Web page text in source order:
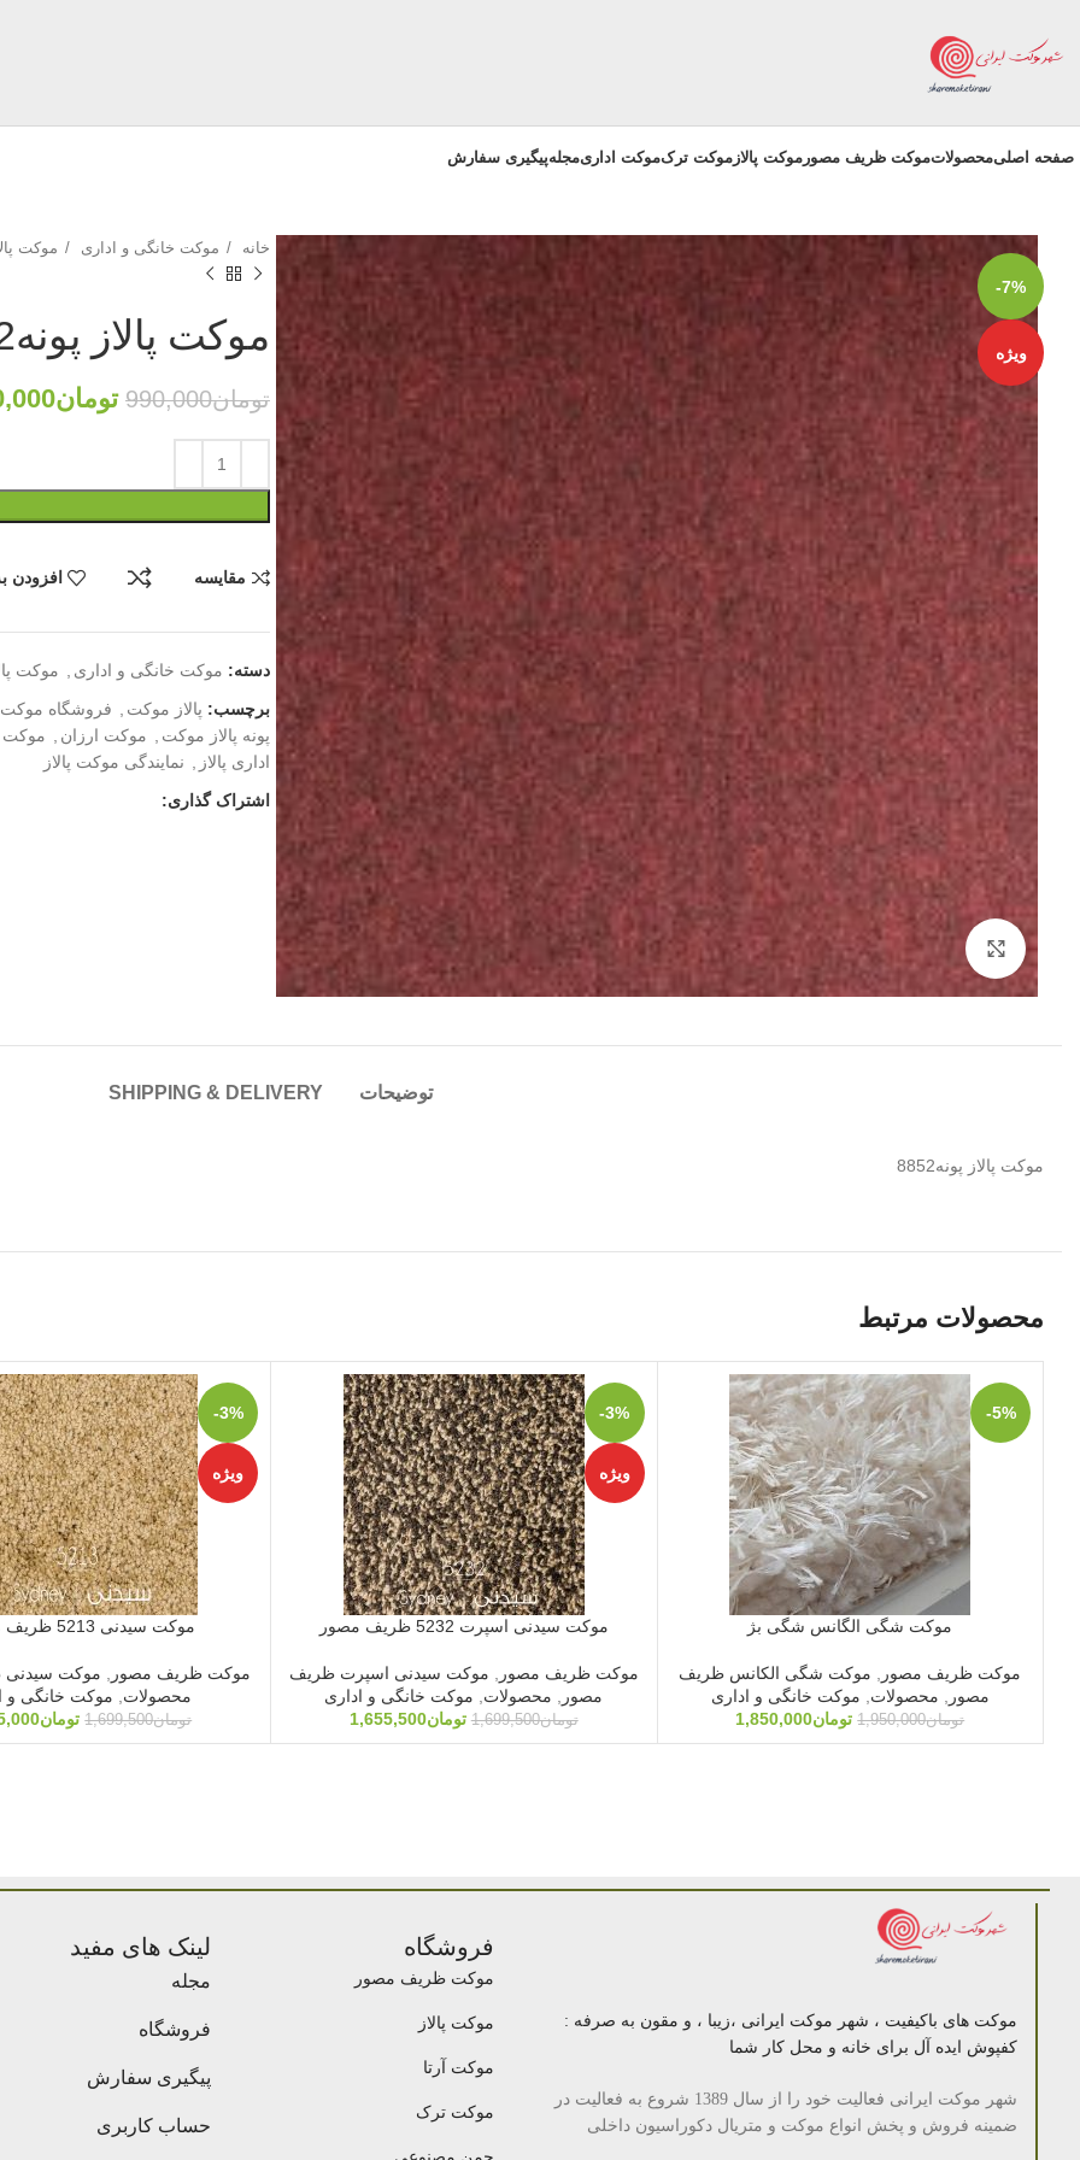
صفحه اصلیمحصولاتموکت ظریف مصور موکت پالاز موکت ترکموکت اداریمجلهپیگیری سفارش
-7%
ویژه
بزرگنمایی تصویر
خانه موکت خانگی و اداری موکت
موکت پالاز پونه8852
تومان990,000 تومان
مقایسه افزودن
دسته: موکت خانگی و اداری موکت
برچسب: پالاز موکت فروشگاه موکت
پونه پالاز موکت
موکت ارزان موکت
اداری پالاز
نمایندگی موکت پالاز
اشتراک گذاری:
توضیحات SHIPPING & DELIVERY
موکت پالاز پونه8852
محصولات مرتبط
-5%
موکت شگی الگانس شگی بژ
موکت ظریف مصور
موکت شگی الکانس ظریف
مصور
محصولات موکت خانگی و اداری
تومان1,950,000 تومان1,850,000
-3%
ویژه
موکت سیدنی اسپرت 5232 ظریف مصور
موکت ظریف مصور
موکت سیدنی اسپرت ظریف
مصور
محصولات موکت خانگی و اداری
تومان1,699,500 تومان1,655,500
-3%
ویژه
موکت سیدنی 5213 ظریف مصور
موکت ظریف مصور موکت
محصولات
موکت خانگی و
تومان1,699,500 تومان
موکت های باکیفیت ، شهر موکت ایرانی ،زیبا ، و مقون به صرفه :
کفپوش ایده آل برای خانه و محل کار شما
شهر موکت ایرانی فعالیت خود را از سال 1389 شروع به فعالیت در
ضمینه فروش و پخش انواع موکت و متریال دکوراسیون داخلی
فروشگاه
موکت ظریف مصور
موکت پالاز
موکت آرتا
موکت ترک
لینک های مفید
مجله
فروشگاه
پیگیری سفارش
حساب کاربری